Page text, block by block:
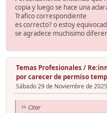
copia y luego se hace una
Trafico correspondiente
es correcto? o estoy
se agradece muchisimo
Temas Profesionales /
por carecer de permiso
Sábado 29 de Noviembre de
Citar